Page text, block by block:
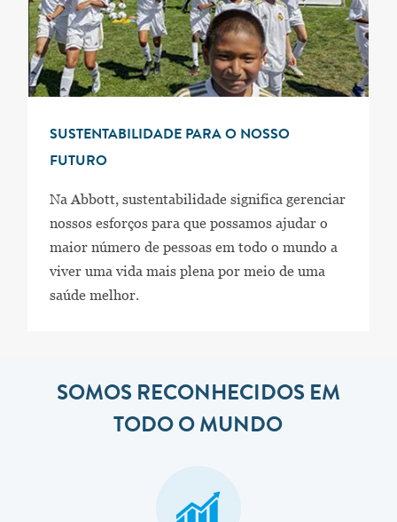
SUSTENTABILIDADE PARA O NOSSO
FUTURO
Na Abbott, sustentabilidade significa gerenciar
nossos esforços para que possamos ajudar o
maior número de pessoas em todo o mundo a
viver uma vida mais plena por meio de uma
saúde melhor.
SOMOS RECONHECIDOS EM
TODO O MUNDO